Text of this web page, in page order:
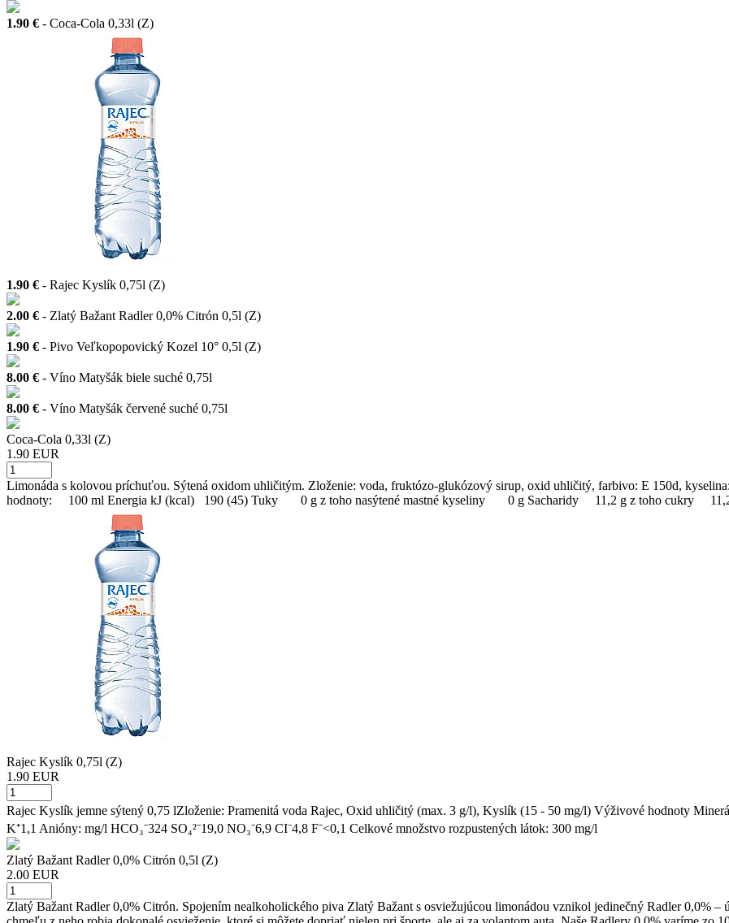
1.90 € - Coca-Cola 0,33l (Z)
1.90 € - Rajec Kyslík 0,75l (Z)
2.00 € - Zlatý Bažant Radler 0,0% Citrón 0,5l (Z)
1.90 € - Pivo Veľkopopovický Kozel 10° 0,5l (Z)
8.00 € - Víno Matyšák biele suché 0,75l
8.00 € - Víno Matyšák červené suché 0,75l
Coca-Cola 0,33l (Z)
1.90 EUR
Limonáda s kolovou príchuťou. Sýtená oxidom uhličitým. Zloženie: voda, fruktózo-glukózový sirup, oxid uhličitý, farbivo: E 150d,
hodnoty: 100 ml Energia kJ (kcal) 190 (45) Tuky 0 g z toho nasýtené mastné kyseliny 0 g Sacharidy 11,2 g z toho
Rajec Kyslík 0,75l (Z)
1.90 EUR
Rajec Kyslík jemne sýtený 0,75 lZloženie: Pramenitá voda Rajec, Oxid uhličitý (max. 3 g/l), Kyslík (15 - 50 mg/l) Výživové hodnoty
K⁺1,1 Anióny: mg/l HCO₃⁻324 SO₄²⁻19,0 NO₃⁻6,9 CI⁻4,8 F⁻<0,1 Celkové množstvo rozpustených látok: 300 mg/l
Zlatý Bažant Radler 0,0% Citrón 0,5l (Z)
2.00 EUR
Zlatý Bažant Radler 0,0% Citrón. Spojením nealkoholického piva Zlatý Bažant s osviežujúcou limonádou vznikol jedinečný Radler 0,0%